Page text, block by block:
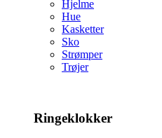
Hjelme
Hue
Kasketter
Sko
Strømper
Trøjer
Ringeklokker